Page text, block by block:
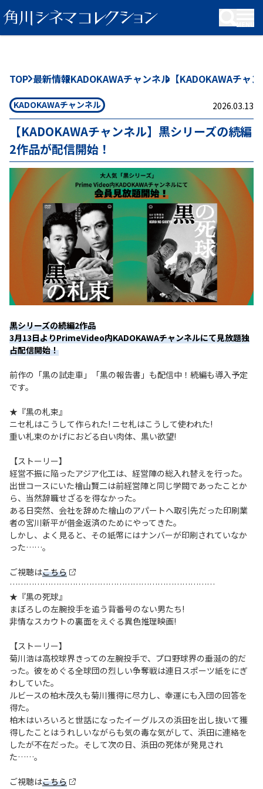
KADOKAWA Group
TOP 最新情報KADOKAWAチャンネル 【KADOKAWAチャ
KADOKAWAチャンネル 2026.03.13
【KADOKAWAチャンネル】黒シリーズの続編
2作品が配信開始！
黒シリーズの続編2作品
3月13日よりPrimeVideo内KADOKAWAチャンネルにて見放題独
占配信開始！
前作の「黒の試走車」「黒の報告書」も配信中！続編も導入予定
です。
★『黒の札束』
ニセ札はこうして作られた! ニセ札はこうして使われた!
重い札束のかげにおどる白い肉体、黒い欲望!
【ストーリー】
経営不振に陥ったアジア化工は、経営陣の総入れ替えを行った。
出世コースにいた檜山賢二は前経営陣と同じ学閥であったことか
ら、当然辞職せざるを得なかった。
ある日突然、会社を辞めた檜山のアパートへ取引先だった印刷業
者の宮川新平が借金返済のためにやってきた。
しかし、よく見ると、その紙幣にはナンバーが印刷されていなか
った……。
ご視聴はこちら
…………………………………………………………………
★『黒の死球』
まぼろしの左腕投手を追う背番号のない男たち!
非情なスカウトの裏面をえぐる異色推理映画!
【ストーリー】
菊川浩は高校球界きっての左腕投手で、プロ野球界の垂涎の的だ
った。彼をめぐる全球団の烈しい争奪戦は連日スポーツ紙をにぎ
わしていた。
ルビースの柏木茂久も菊川獲得に尽力し、幸運にも入団の回答を
得た。
柏木はいろいろと世話になったイーグルスの浜田を出し抜いて獲
得したことはうれしいながらも気の毒な気がして、浜田に連絡を
したが不在だった。そして次の日、浜田の死体が発見され
た……。
ご視聴はこちら